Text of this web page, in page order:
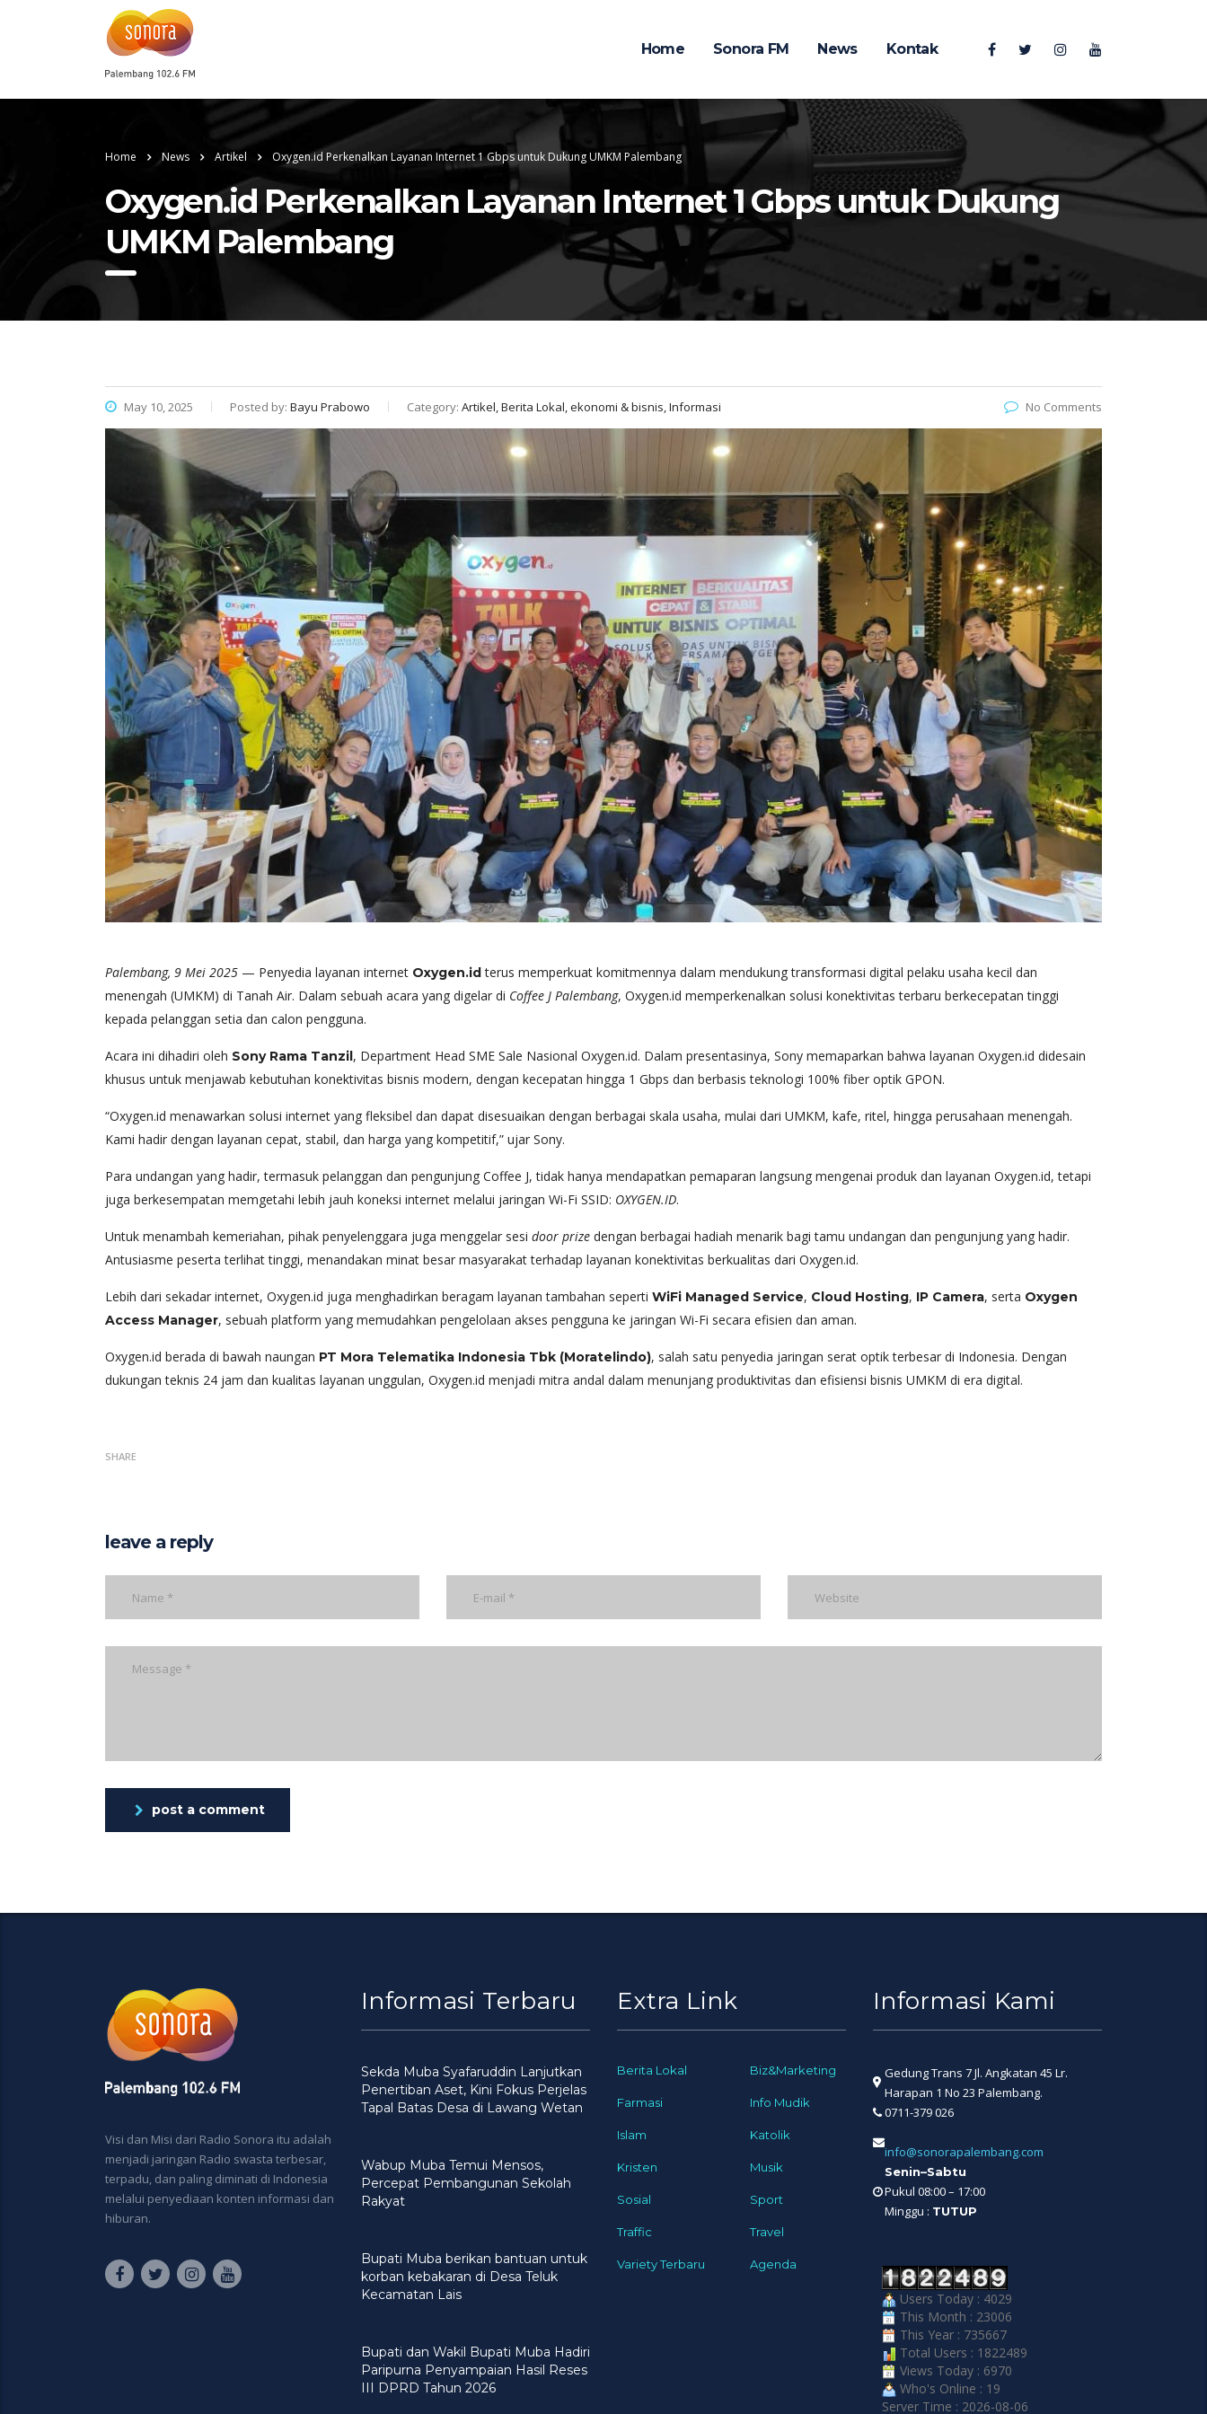
Home Sonora FM News Kontak
Home News Artikel Oxygen.id Perkenalkan Layanan Internet 1 Gbps untuk Dukung UMKM Palembang
Oxygen.id Perkenalkan Layanan Internet 1 Gbps untuk Dukung
UMKM Palembang
May 10, 2025 Posted by: Bayu Prabowo Category: Artikel, Berita Lokal, ekonomi & bisnis, Informasi No Comments
Palembang, 9 Mei 2025 — Penyedia layanan internet Oxygen.idterus memperkuat komitmennya dalam mendukung transformasi digital pelaku usaha kecil dan
menengah (UMKM) di Tanah Air. Dalam sebuah acara yang digelar di Coffee J Palembang, Oxygen.id memperkenalkan solusi konektivitas terbaru berkecepatan tinggi
kepada pelanggan setia dan calon pengguna.
Acara ini dihadiri oleh Sony Rama Tanzil, Department Head SME Sale Nasional Oxygen.id. Dalam presentasinya, Sony memaparkan bahwa layanan Oxygen.id didesain
khusus untuk menjawab kebutuhan konektivitas bisnis modern, dengan kecepatan hingga 1 Gbps dan berbasis teknologi 100% fiber optik GPON.
“Oxygen.id menawarkan solusi internet yang fleksibel dan dapat disesuaikan dengan berbagai skala usaha, mulai dari UMKM, kafe, ritel, hingga perusahaan menengah.
Kami hadir dengan layanan cepat, stabil, dan harga yang kompetitif,” ujar Sony.
Para undangan yang hadir, termasuk pelanggan dan pengunjung Coffee J, tidak hanya mendapatkan pemaparan langsung mengenai produk dan layanan Oxygen.id, tetapi
juga berkesempatan memgetahi lebih jauh koneksi internet melalui jaringan Wi-Fi SSID: OXYGEN.ID.
Untuk menambah kemeriahan, pihak penyelenggara juga menggelar sesi door prize dengan berbagai hadiah menarik bagi tamu undangan dan pengunjung yang hadir.
Antusiasme peserta terlihat tinggi, menandakan minat besar masyarakat terhadap layanan konektivitas berkualitas dari Oxygen.id.
Lebih dari sekadar internet, Oxygen.id juga menghadirkan beragam layanan tambahan seperti WiFi Managed Service, Cloud Hosting, IP Camera, serta Oxygen
Access Manager, sebuah platform yang memudahkan pengelolaan akses pengguna ke jaringan Wi-Fi secara efisien dan aman.
Oxygen.id berada di bawah naungan PT Mora Telematika Indonesia Tbk (Moratelindo), salah satu penyedia jaringan serat optik terbesar di Indonesia. Dengan
dukungan teknis 24 jam dan kualitas layanan unggulan, Oxygen.id menjadi mitra andal dalam menunjang produktivitas dan efisiensi bisnis UMKM di era digital.
SHARE
leave a reply
post a comment
Visi dan Misi dari Radio Sonora itu adalah
menjadi jaringan Radio swasta terbesar,
terpadu, dan paling diminati di Indonesia
melalui penyediaan konten informasi dan
hiburan.
Informasi Terbaru
Sekda Muba Syafaruddin Lanjutkan
Penertiban Aset, Kini Fokus Perjelas
Tapal Batas Desa di Lawang Wetan
Wabup Muba Temui Mensos,
Percepat Pembangunan Sekolah
Rakyat
Bupati Muba berikan bantuan untuk
korban kebakaran di Desa Teluk
Kecamatan Lais
Bupati dan Wakil Bupati Muba Hadiri
Paripurna Penyampaian Hasil Reses
III DPRD Tahun 2026
Extra Link
Berita Lokal Biz&Marketing
Farmasi Info Mudik
Islam Katolik
Kristen Musik
Sosial Sport
Traffic Travel
Variety Terbaru Agenda
Informasi Kami
Gedung Trans 7 Jl. Angkatan 45 Lr.
Harapan 1 No 23 Palembang.
0711-379 026
info@sonorapalembang.com
Senin–Sabtu
Pukul 08:00 – 17:00
Minggu : TUTUP
Users Today : 4029
This Month : 23006
This Year : 735667
Total Users : 1822489
Views Today : 6970
Who's Online : 19
Server Time : 2026-08-06